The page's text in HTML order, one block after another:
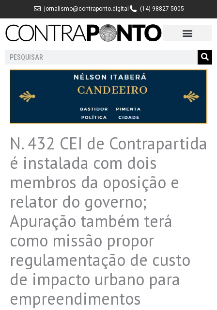
para
jornalismo@contraponto.digital (14) 98827-5005
Pesquisar
N. 432 CEI de Contrapartida
é instalada com dois
membros da oposição e
relator do governo;
Apuração também terá
como missão propor
regulamentação de custo
de impacto urbano para
empreendimentos